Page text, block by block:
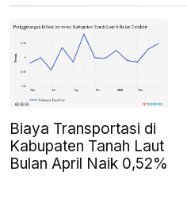
Biaya Transportasi di
Kabupaten Tanah Laut
Bulan April Naik 0,52%